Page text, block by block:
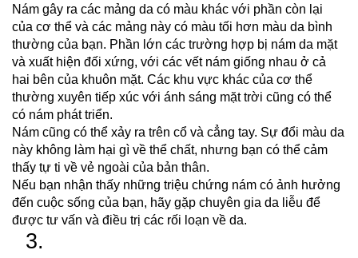
Nám gây ra các mảng da có màu khác với phần còn lại
của cơ thể và các mảng này có màu tối hơn màu da bình
thường của bạn. Phần lớn các trường hợp bị nám da mặt
và xuất hiện đối xứng, với các vết nám giống nhau ở cả
hai bên của khuôn mặt. Các khu vực khác của cơ thể
thường xuyên tiếp xúc với ánh sáng mặt trời cũng có thể
có nám phát triển.
Nám cũng có thể xảy ra trên cổ và cẳng tay. Sự đổi màu da
này không làm hại gì về thể chất, nhưng bạn có thể cảm
thấy tự ti về vẻ ngoài của bản thân.
Nếu bạn nhận thấy những triệu chứng nám có ảnh hưởng
đến cuộc sống của bạn, hãy gặp chuyên gia da liễu để
được tư vấn và điều trị các rối loạn về da.